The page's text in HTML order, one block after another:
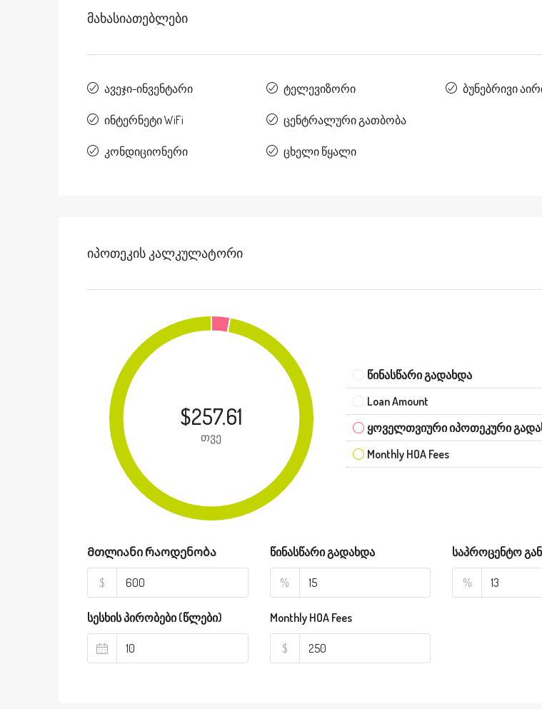
Მახასიათებლები
ავეჯი-ინვენტარი
ინტერნეტი WiFi
კონდიციონერი
ტელევიზორი
ცენტრალური გათბობა
ცხელი წყალი
ბუნებრივი
Იპოთეკის Კალკულატორი
$257.61
თვე
წინასწარი გადახდა
Loan Amount
ყოველთვიური იპოთეკური
Monthly HOA Fees
Მთლიანი რაოდენობა
$
წინასწარი გადახდა
%
საპროცენტო
%
სესხის პირობები (წლები) Monthly HOA Fees
$